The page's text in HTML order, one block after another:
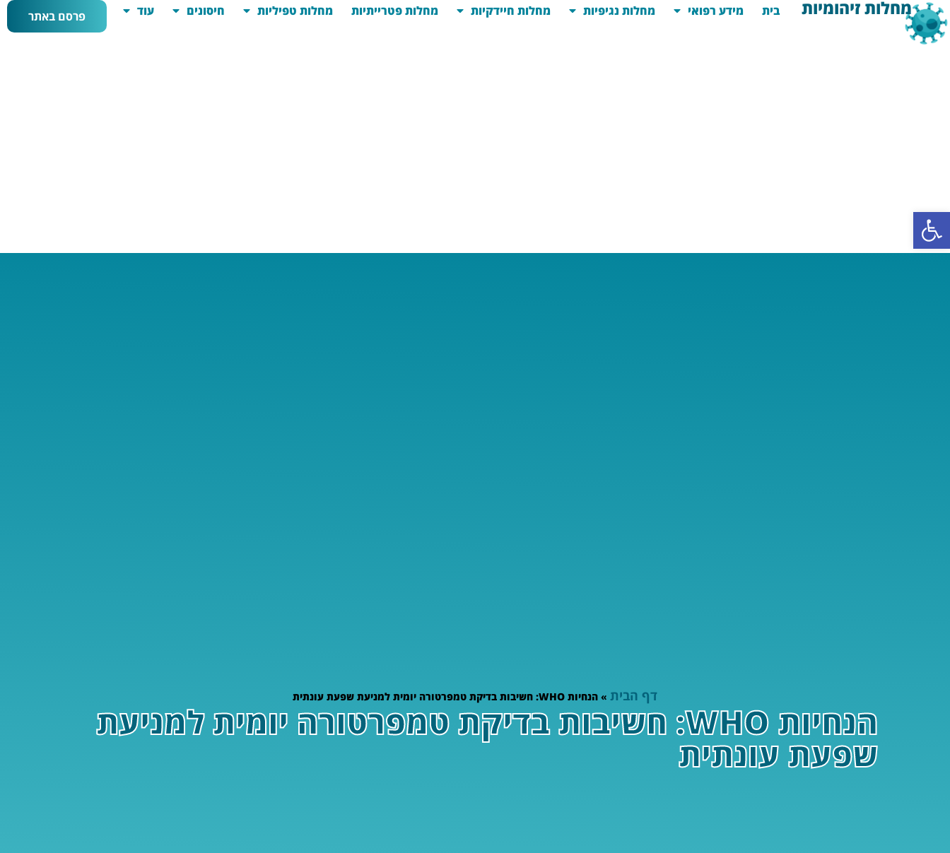
פתח סרגל נגישות
מחלות זיהומיות בית מידע רפואי מחלות נגיפיות מחלות חיידקיות מחלות פטרייתיות מחלות טפיליות חיסונים עוד פרסם באתר
דף הבית » הנחיות WHO: חשיבות בדיקת טמפרטורה יומית למניעת שפעת עונתית
הנחיות WHO: חשיבות בדיקת טמפרטורה יומית למניעת
שפעת עונתית